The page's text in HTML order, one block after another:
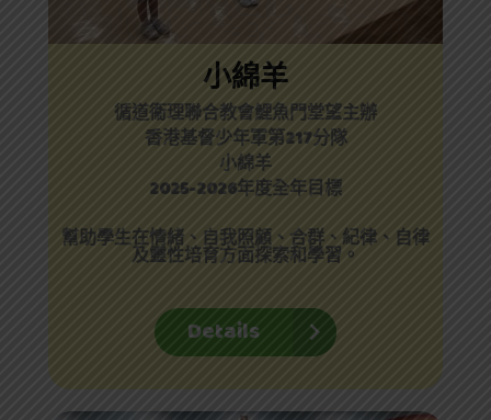
小綿羊
循道衞理聯合教會鯉魚門堂望主辦
香港基督少年軍第217分隊
小綿羊
2025-2026年度全年目標
幫助學生在情緒、自我照顧、合群、紀律、自律
及靈性培育方面探索和學習。
Details